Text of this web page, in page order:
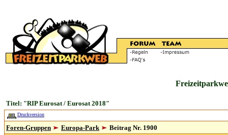
Titel: "RIP Eurosat / Eurosat 2018"
Druckversion
Foren-Gruppen Europa-Park Beitrag Nr. 1900